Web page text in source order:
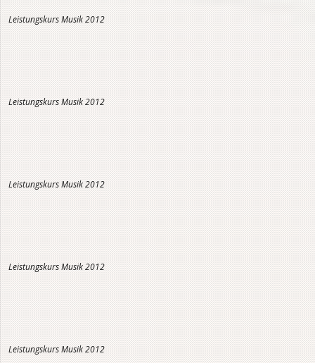
Leistungskurs Musik 2012
Leistungskurs Musik 2012
Leistungskurs Musik 2012
Leistungskurs Musik 2012
Leistungskurs Musik 2012